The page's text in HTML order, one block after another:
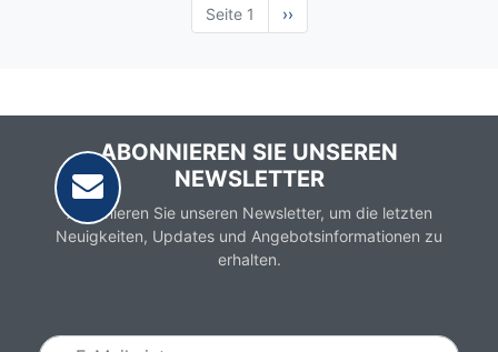
Seite 1
Nächste
Seite
››
ABONNIEREN SIE UNSEREN
NEWSLETTER
Abonnieren Sie unseren Newsletter, um die letzten
Neuigkeiten, Updates und Angebotsinformationen zu
erhalten.